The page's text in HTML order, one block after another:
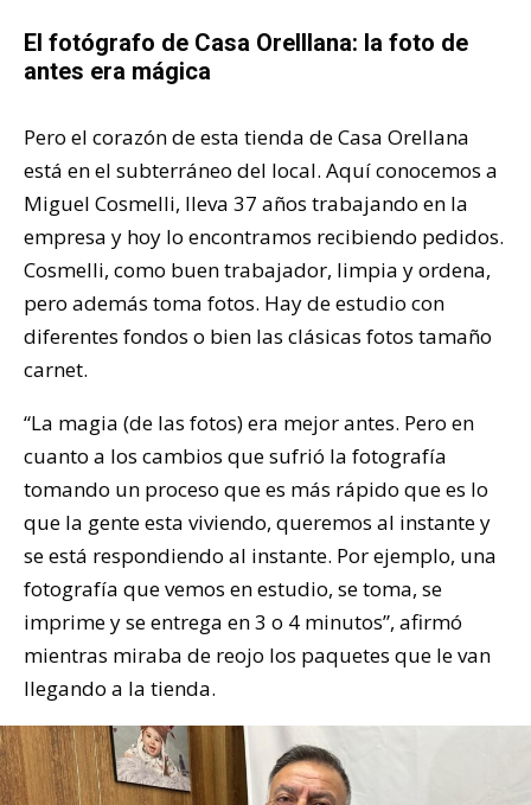
El fotógrafo de Casa Orelllana: la foto de
antes era mágica
Pero el corazón de esta tienda de Casa Orellana
está en el subterráneo del local. Aquí conocemos a
Miguel Cosmelli, lleva 37 años trabajando en la
empresa y hoy lo encontramos recibiendo pedidos.
Cosmelli, como buen trabajador, limpia y ordena,
pero además toma fotos. Hay de estudio con
diferentes fondos o bien las clásicas fotos tamaño
carnet.
“La magia (de las fotos) era mejor antes. Pero en
cuanto a los cambios que sufrió la fotografía
tomando un proceso que es más rápido que es lo
que la gente esta viviendo, queremos al instante y
se está respondiendo al instante. Por ejemplo, una
fotografía que vemos en estudio, se toma, se
imprime y se entrega en 3 o 4 minutos”, afirmó
mientras miraba de reojo los paquetes que le van
llegando a la tienda.